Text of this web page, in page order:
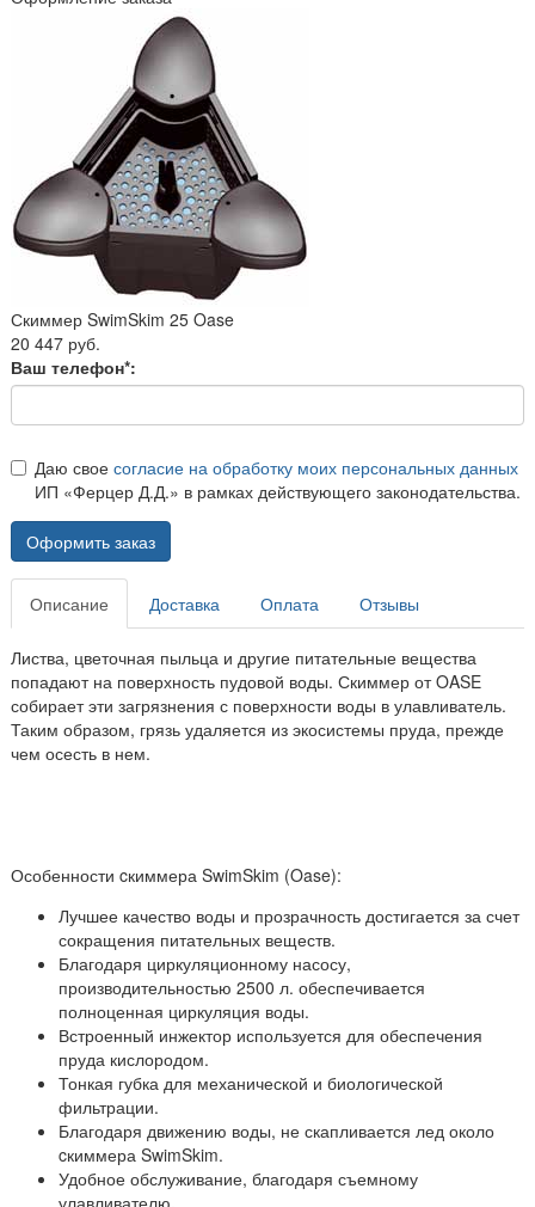
Скиммер SwimSkim 25 Oase
20 447 руб.
Ваш телефон*:
Даю свое согласие на обработку моих персональных данных
ИП «Ферцер Д.Д.» в рамках действующего законодательства.
Оформить заказ
Описание Доставка Оплата Отзывы
Листва, цветочная пыльца и другие питательные вещества
попадают на поверхность пудовой воды. Скиммер от OASE
собирает эти загрязнения с поверхности воды в улавливатель.
Таким образом, грязь удаляется из экосистемы пруда, прежде
чем осесть в нем.
Особенности cкиммера SwimSkim (Oase):
Лучшее качество воды и прозрачность достигается за счет
сокращения питательных веществ.
Благодаря циркуляционному насосу,
производительностью 2500 л. обеспечивается
полноценная циркуляция воды.
Встроенный инжектор используется для обеспечения
пруда кислородом.
Тонкая губка для механической и биологической
фильтрации.
Благодаря движению воды, не скапливается лед около
cкиммера SwimSkim.
Удобное обслуживание, благодаря съемному
улавливателю.